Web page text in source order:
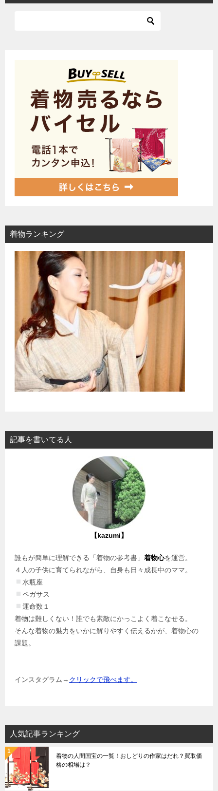
着物ランキング
記事を書いてる人
【kazumi】
誰もが簡単に理解できる「着物の参考書」 着物心を運営。
４人の子供に育てられながら、自身も日々成長中のママ。
水瓶座
ペガサス
運命数１
着物は難しくない！誰でも素敵にかっこよく着こなせる。
そんな着物の魅力をいかに解りやすく伝えるかが、着物心の
課題。
インスタグラム→ クリックで飛べます。
人気記事ランキング
着物の人間国宝の一覧！おしどりの作家はだれ？買取価
格の相場は？